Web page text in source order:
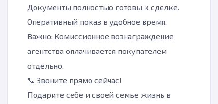
Документы полностью готовы к сделке.
Оперативный показ в удобное время.
Важно: Комиссионное вознаграждение
агентства оплачивается покупателем
отдельно.
📞 Звоните прямо сейчас!
Подарите себе и своей семье жизнь в